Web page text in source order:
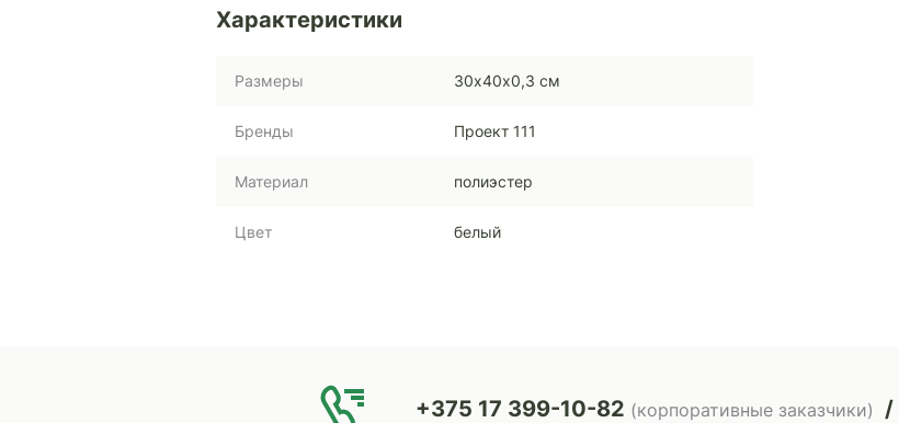
Характеристики
Размеры 30х40х0,3 см
Бренды Проект 111
Материал полиэстер
Цвет белый
+375 17 399-10-82 (корпоративные заказчики)